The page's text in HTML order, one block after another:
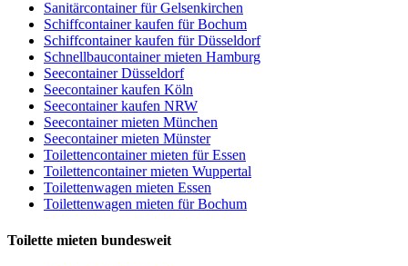
Sanitärcontainer für Gelsenkirchen
Schiffcontainer kaufen für Bochum
Schiffcontainer kaufen für Düsseldorf
Schnellbaucontainer mieten Hamburg
Seecontainer Düsseldorf
Seecontainer kaufen Köln
Seecontainer kaufen NRW
Seecontainer mieten München
Seecontainer mieten Münster
Toilettencontainer mieten für Essen
Toilettencontainer mieten Wuppertal
Toilettenwagen mieten Essen
Toilettenwagen mieten für Bochum
Toilette mieten bundesweit